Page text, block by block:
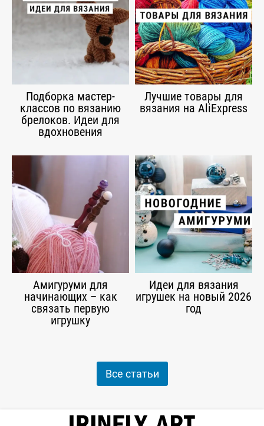
Подборка мастер-
классов по вязанию
брелоков. Идеи для
вдохновения
Лучшие товары для
вязания на AliExpress
Амигуруми для
начинающих – как
связать первую
игрушку
Идеи для вязания
игрушек на новый 2026
год
Все статьи